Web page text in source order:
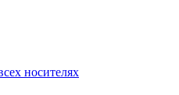
носителях